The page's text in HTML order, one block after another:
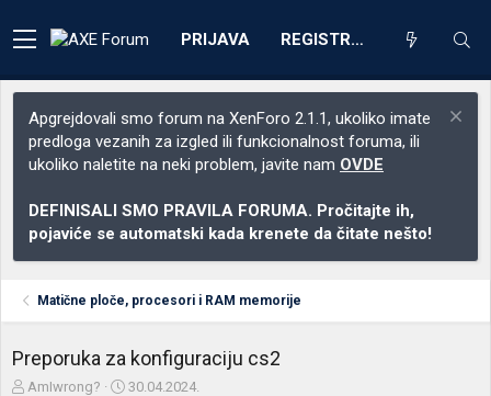
PRIJAVA REGISTRACIJA
Apgrejdovali smo forum na XenForo 2.1.1, ukoliko imate
predloga vezanih za izgled ili funkcionalnost foruma, ili
ukoliko naletite na neki problem, javite nam OVDE
DEFINISALI SMO PRAVILA FORUMA. Pročitajte ih,
pojaviće se automatski kada krenete da čitate nešto!
Matične ploče, procesori i RAM memorije
Preporuka za konfiguraciju cs2
Z
AmIwrong?
D
30.04.2024.